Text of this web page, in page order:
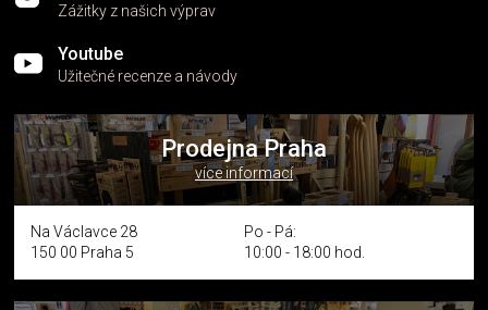
Zážitky z našich výprav
Youtube
Užitečné recenze a návody
Prodejna Praha
více informací
Na Václavce 28
150 00 Praha 5
Po - Pá:
10:00 - 18:00 hod.